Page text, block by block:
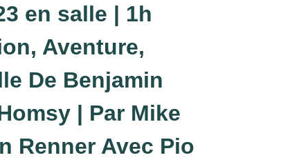
en salle | 1h
Aventure,
De Benjamin
| Par Mike
Renner Avec Pio